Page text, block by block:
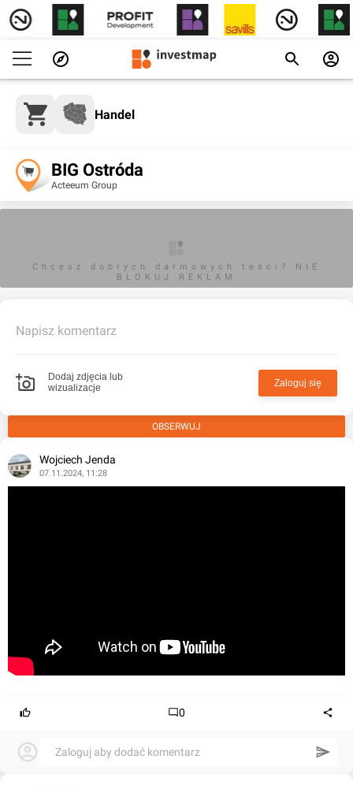
Handel
BIG Ostróda
Acteeum Group
Chcesz dobrych darmowych teści? NIE
BLOKUJ REKLAM
Napisz komentarz
Dodaj zdjęcia lub
wizualizacje
Zaloguj się
OBSERWUJ
Wojciech Jenda
07.11.2024, 11:28
0
Zaloguj aby dodać komentarz